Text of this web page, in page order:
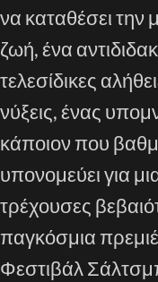
να καταθέσει την
ζωή, ένα
τελεσίδικες
νύξεις, ένας
κάποιον που
υπονομεύει για
τρέχουσες
παγκόσμια
Φεστιβάλ